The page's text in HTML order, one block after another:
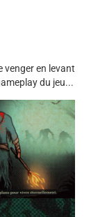
venger en levant
du jeu...